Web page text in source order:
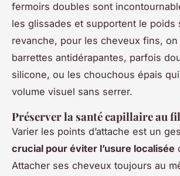
fermoirs doubles sont
les glissades et supportent le poids
revanche, pour les cheveux fins,
barrettes antidérapantes, parfois
silicone, ou les chouchous épais
volume visuel sans serrer.
Préserver la santé capillaire au
Varier les points d’attache est un
crucial pour éviter l’usure localisée
Attacher ses cheveux toujours au